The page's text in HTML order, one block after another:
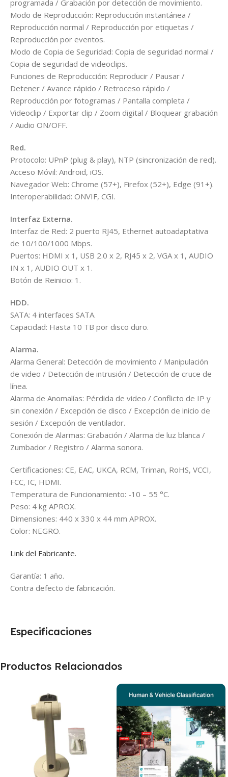
programada / Grabación por detección de movimiento.
Modo de Reproducción: Reproducción instantánea /
Reproducción normal / Reproducción por etiquetas /
Reproducción por eventos.
Modo de Copia de Seguridad: Copia de seguridad normal /
Copia de seguridad de videoclips.
Funciones de Reproducción: Reproducir / Pausar /
Detener / Avance rápido / Retroceso rápido /
Reproducción por fotogramas / Pantalla completa /
Videoclip / Exportar clip / Zoom digital / Bloquear grabación
/ Audio ON/OFF.
Red.
Protocolo: UPnP (plug & play), NTP (sincronización de red).
Acceso Móvil: Android, iOS.
Navegador Web: Chrome (57+), Firefox (52+), Edge (91+).
Interoperabilidad: ONVIF, CGI.
Interfaz Externa.
Interfaz de Red: 2 puerto RJ45, Ethernet autoadaptativa
de 10/100/1000 Mbps.
Puertos: HDMI x 1, USB 2.0 x 2, RJ45 x 2, VGA x 1, AUDIO
IN x 1, AUDIO OUT x 1.
Botón de Reinicio: 1.
HDD.
SATA: 4 interfaces SATA.
Capacidad: Hasta 10 TB por disco duro.
Alarma.
Alarma General: Detección de movimiento / Manipulación
de video / Detección de intrusión / Detección de cruce de
línea.
Alarma de Anomalías: Pérdida de video / Conflicto de IP y
sin conexión / Excepción de disco / Excepción de inicio de
sesión / Excepción de ventilador.
Conexión de Alarmas: Grabación / Alarma de luz blanca /
Zumbador / Registro / Alarma sonora.
Certificaciones: CE, EAC, UKCA, RCM, Triman, RoHS, VCCI,
FCC, IC, HDMI.
Temperatura de Funcionamiento: -10 – 55 °C.
Peso: 4 kg APROX.
Dimensiones: 440 x 330 x 44 mm APROX.
Color: NEGRO.
Link del Fabricante.
Garantía: 1 año.
Contra defecto de fabricación.
Especificaciones
Productos Relacionados